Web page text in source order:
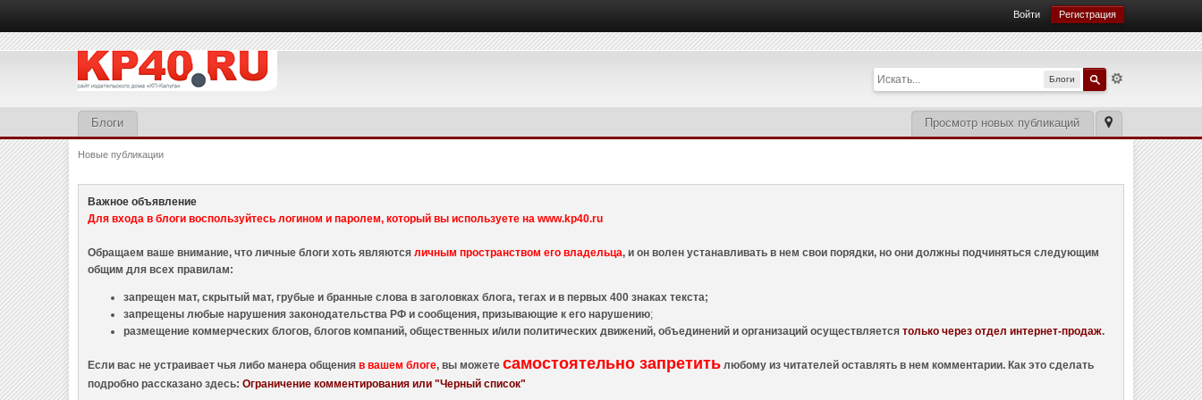
Войти Регистрация
Блоги
Просмотр новых публикаций
Блоги
Новые публикации
Важное объявление
Для входа в блоги воспользуйтесь логином и паролем, который вы используете на www.kp40.ru
Обращаем ваше внимание, что личные блоги хоть являютсяличным пространством его владельца, и он волен устанавливать в нем свои порядки, но они должны подчиняться следующим
общим для всех правилам:
запрещен мат, скрытый мат, грубые и бранные слова в заголовках блога, тегах и в первых 400 знаках текста;
запрещены любые нарушения законодательства РФ и сообщения, призывающие к его нарушению;
размещение коммерческих блогов, блогов компаний, общественных и/или политических движений, объединений и организаций осуществляетсятолько через отдел интернет-продаж.
Если вас не устраивает чья либо манера общенияв вашем блоге, вы можетесамостоятельно запретить любому из читателей оставлять в нем комментарии. Как это сделать
подробно рассказано здесь:Ограничение комментирования или "Черный список"